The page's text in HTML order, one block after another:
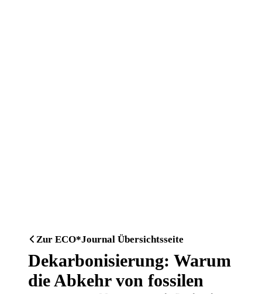
Zur ECO*Journal Übersichtsseite
Dekarbonisierung: Warum
die Abkehr von fossilen